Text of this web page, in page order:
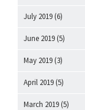
July 2019 (6)
June 2019 (5)
May 2019 (3)
April 2019 (5)
March 2019 (5)